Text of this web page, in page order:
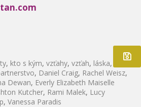
, kto s kým, vzťahy, vzťah, láska,
, Daniel Craig, Rachel Weisz,
Dewan, Everly Elizabeth Maiselle
Kutcher, Rami Malek, Lucy
, Vanessa Paradis